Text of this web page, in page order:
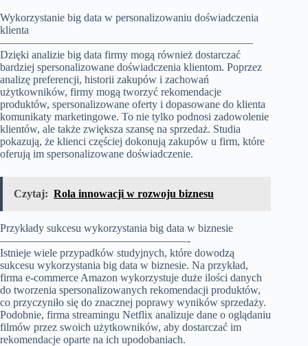
Wykorzystanie big data w personalizowaniu doświadczenia
klienta
———————————————————————
Dzięki analizie big data firmy mogą również dostarczać
bardziej spersonalizowane doświadczenia klientom. Poprzez
analizę preferencji, historii zakupów i zachowań
użytkowników, firmy mogą tworzyć rekomendacje
produktów, spersonalizowane oferty i dopasowane do klienta
komunikaty marketingowe. To nie tylko podnosi zadowolenie
klientów, ale także zwiększa szansę na sprzedaż. Studia
pokazują, że klienci częściej dokonują zakupów u firm, które
oferują im spersonalizowane doświadczenie.
Czytaj: Rola innowacji w rozwoju biznesu
Przykłady sukcesu wykorzystania big data w biznesie
—————————————————-
Istnieje wiele przypadków studyjnych, które dowodzą
sukcesu wykorzystania big data w biznesie. Na przykład,
firma e-commerce Amazon wykorzystuje duże ilości danych
do tworzenia spersonalizowanych rekomendacji produktów,
co przyczyniło się do znacznej poprawy wyników sprzedaży.
Podobnie, firma streamingu Netflix analizuje dane o oglądaniu
filmów przez swoich użytkowników, aby dostarczać im
rekomendacje oparte na ich upodobaniach.